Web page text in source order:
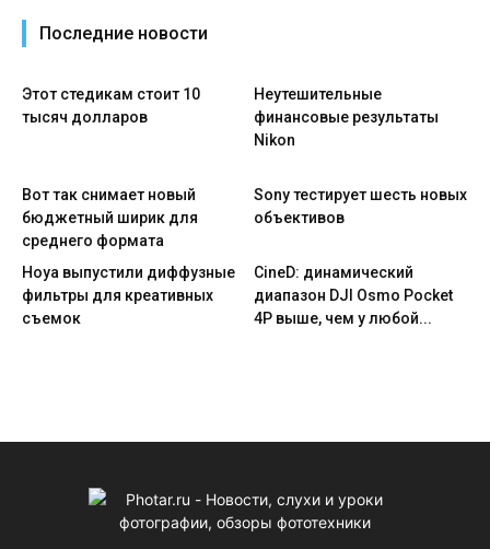
Последние новости
Этот стедикам стоит 10
тысяч долларов
Неутешительные
финансовые результаты
Nikon
Вот так снимает новый
бюджетный ширик для
среднего формата
Sony тестирует шесть новых
объективов
Hoya выпустили диффузные
фильтры для креативных
съемок
CineD: динамический
диапазон DJI Osmo Pocket
4P выше, чем у любой...